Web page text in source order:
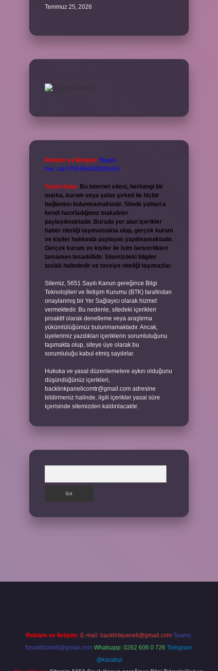
Temmuz 25, 2026
Reklam ve İletişim: Skype:
live:.cid.575569c608265c69
Yasal Uyarı: Bu internet sitesi, herhangi bir
marka, kurum veya şahıs şirketi ile hiçbir
bağlantısı bulunmamaktadır. Sitede yalnızca
kendi hazırladığımız makaleler
paylaşılmaktadır. Burada yer alan içerikler
haber niteliği taşımamakta olup, gerçek kurum
ve kişiler hakkında paylaşım yapılmamaktadır.
Gerçek kurum ve kişiler ile isim benzerlikleri
tamamen tesadüfidir. Sitemizdeki bilgiler
taslak halindedir ve tavsiye niteliği taşımazlar.
Sitemiz, 5651 Sayılı Kanun gereğince Bilgi
Teknolojileri ve İletişim Kurumu (BTK) tarafından
onaylanmış bir Yer Sağlayıcı olarak hizmet
vermektedir. Bu nedenle, sitedeki içerikleri
proaktif olarak denetleme veya araştırma
yükümlülüğümüz bulunmamaktadır. Ancak,
üyelerimiz yazdıkları içeriklerin sorumluluğunu
taşımakta olup, siteye üye olarak bu
sorumluluğu kabul etmiş sayılırlar.
Hukuka ve yasal düzenlemelere aykırı olduğunu
düşündüğünüz içerikleri,
backlinkpanelicomtr@gmail.com adresine
bildirmeniz halinde, ilgili içerikler yasal süre
içerisinde sitemizden kaldırılacaktır.
Reklam ve İletişim: E-mail: backlinkpaneli@gmail.com Teams:
forumhizmeti@gmail.com Whatsapp: 0262 606 0 726 Telegram:
@karabul